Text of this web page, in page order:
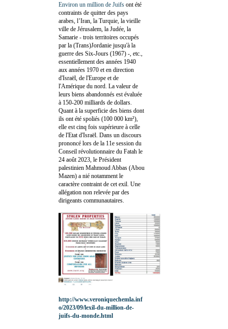
Environ un million de Juifs ont été
contraints de quitter des pays
arabes, l’Iran, la Turquie, la vieille
ville de Jérusalem, la Judée, la
Samarie - trois territoires occupés
par la (Trans)Jordanie jusqu'à la
guerre des Six-Jours (1967) -, etc.,
essentiellement des années 1940
aux années 1970 et en direction
d'Israël, de l'Europe et de
l'Amérique du nord. La valeur de
leurs biens abandonnés est évaluée
à 150-200 milliards de dollars.
Quant à la superficie des biens dont
ils ont été spoliés (100 000 km²),
elle est cinq fois supérieure à celle
de l'Etat d'Israël. Dans un discours
prononcé lors de la 11e session du
Conseil révolutionnaire du Fatah le
24 août 2023, le Président
palestinien Mahmoud Abbas (Abou
Mazen) a nié notamment le
caractère contraint de cet exil. Une
allégation non relevée par des
dirigeants communautaires.
http://www.veroniquechemla.inf
o/2023/09/lexil-du-million-de-
juifs-du-monde.html